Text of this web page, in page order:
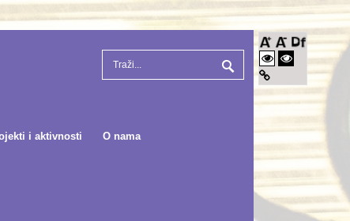
i aktivnosti O nama